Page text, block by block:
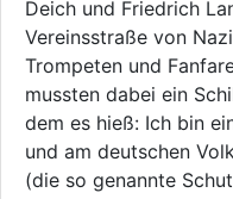
Deich und Friedrich
Vereinsstraße von
Trompeten und
mussten dabei ein
dem es hieß: Ich bin
und am deutschen
(die so genannte